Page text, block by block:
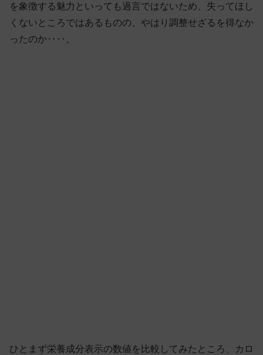
を象徴する魅力といっても過言ではないため、失ってほし
くないところではあるものの、やはり調整せざるを得なか
ったのか‥‥。
ひとまず栄養成分表示の数値を比較してみたところ、カロ